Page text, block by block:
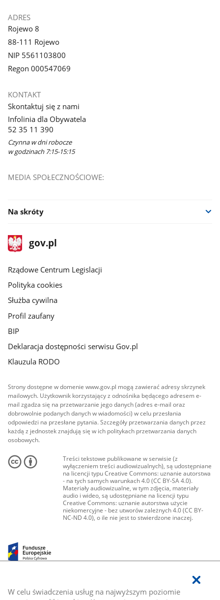
W celu świadczenia usług na najwyższym poziomie
ADRES
Rojewo 8
88-111 Rojewo
NIP 5561103800
Regon 000547069
KONTAKT
Skontaktuj się z nami
Infolinia dla Obywatela
52 35 11 390
Czynna w dni robocze
w godzinach 7:15-15:15
MEDIA SPOŁECZNOŚCIOWE:
Na skróty
stopka
gov.plStrona
gov.pl
Rządowe Centrum Legislacji
Polityka cookies
Służba cywilna
Profil zaufany
BIP
Deklaracja dostępności serwisu Gov.pl
Klauzula RODO
Strony dostępne w domenie www.gov.pl mogą zawierać adresy skrzynek
mailowych. Użytkownik korzystający z odnośnika będącego adresem e-
mail zgadza się na przetwarzanie jego danych (adres e-mail oraz
dobrowolnie podanych danych w wiadomości) w celu przesłania
odpowiedzi na przesłane pytania. Szczegóły przetwarzania danych przez
każdą z jednostek znajdują się w ich politykach przetwarzania danych
osobowych.
Treści tekstowe publikowane w serwisie (z
wyłączeniem treści audiowizualnych), są udostępniane
na licencji typu Creative Commons: uznanie autorstwa
- na tych samych warunkach 4.0 (CC BY-SA 4.0).
Materiały audiowizualne, w tym zdjęcia, materiały
audio i wideo, są udostępniane na licencji typu
Creative Commons: uznanie autorstwa użycie
niekomercyjne - bez utworów zależnych 4.0 (CC BY-
NC-ND 4.0), o ile nie jest to stwierdzone inaczej.